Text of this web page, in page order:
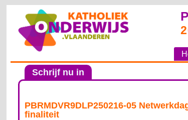
Schrijf nu in
PBRMDVR9DLP250216-05
finaliteit